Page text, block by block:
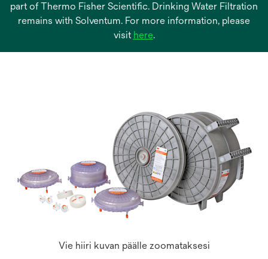
part of Thermo Fisher Scientific. Drinking Water Filtration
remains with Solventum. For more information, please
visit hereopens
.
Vie hiiri kuvan päälle zoomataksesi